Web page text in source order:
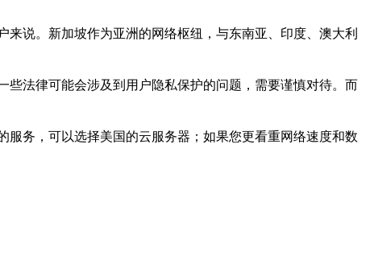
说。新加坡作为亚洲的网络枢纽，与东南亚、印度、澳大利
法律可能会涉及到用户隐私保护的问题，需要谨慎对待。而
务，可以选择美国的云服务器；如果您更看重网络速度和数